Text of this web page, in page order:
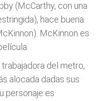
(McCarthy, con una
hace buena
McKinnon es
del metro,
alocada dadas sus
personaje es